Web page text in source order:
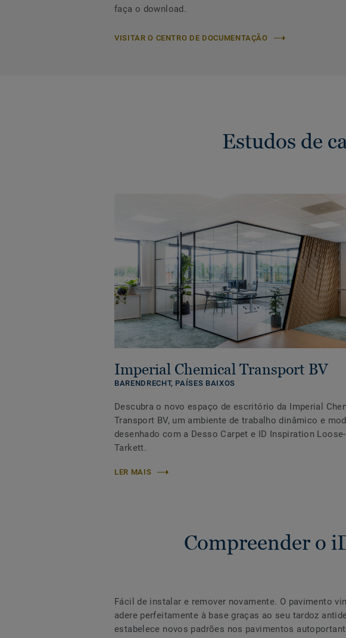
faça o download.
VISITAR O CENTRO DE DOCUMENTAÇÃO
Estudos de
Imperial Chemical Transport BV
BARENDRECHT, PAÍSES BAIXOS
Descubra o novo espaço de escritório da Imperial
Transport BV, um ambiente de trabalho dinâmico e
desenhado com a Desso Carpet e ID Inspiration
Tarkett.
LER MAIS
Compreender o
Fácil de instalar e remover novamente. O pavimento
adere perfeitamente à base graças ao seu tardoz
estabelece novos padrões nos pavimentos